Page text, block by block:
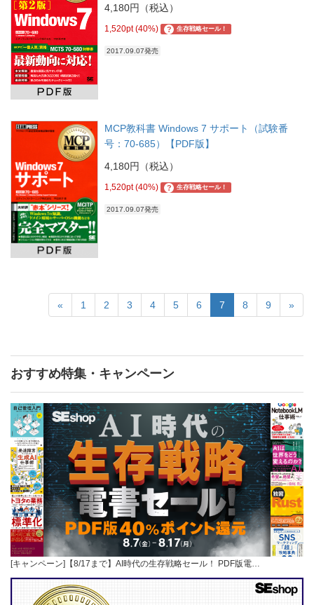
4,180円（税込）
1,520pt (40%) ? 生存戦略セール！
2017.09.07発売
MCP教科書 Windows 7 サポート（試験番
号：70-685）【PDF版】
4,180円（税込）
1,520pt (40%) ? 生存戦略セール！
2017.09.07発売
« 1 2 3 4 5 6 7 8 9 »
おすすめ特集・キャンペーン
[キャンペーン]【8/17まで】AI時代の生存戦略セール！ PDF版電…